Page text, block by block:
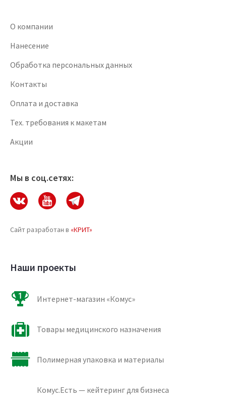
О компании
Нанесение
Обработка персональных данных
Контакты
Оплата и доставка
Тех. требования к макетам
Акции
Мы в соц.сетях:
Сайт разработан в «КРИТ»
Наши проекты
Интернет-магазин «Комус»
Товары медицинского назначения
Полимерная упаковка и материалы
Комус.Есть — кейтеринг для бизнеса